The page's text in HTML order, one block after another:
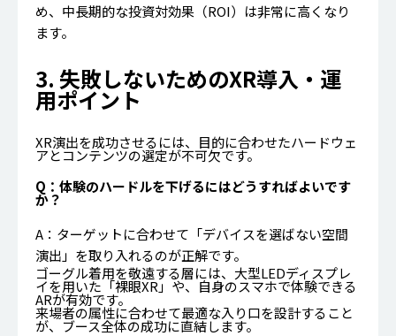
め、中長期的な投資対効果（ROI）は非常に高くなり
ます。
3. 失敗しないためのXR導入・運
用ポイント
XR演出を成功させるには、目的に合わせたハードウェ
アとコンテンツの選定が不可欠です。
Q：体験のハードルを下げるにはどうすればよいです
か？
A：ターゲットに合わせて「デバイスを選ばない空間
演出」を取り入れるのが正解です。
ゴーグル着用を敬遠する層には、大型LEDディスプレ
イを用いた「裸眼XR」や、自身のスマホで体験できる
ARが有効です。
来場者の属性に合わせて最適な入り口を設計すること
が、ブース全体の成功に直結します。